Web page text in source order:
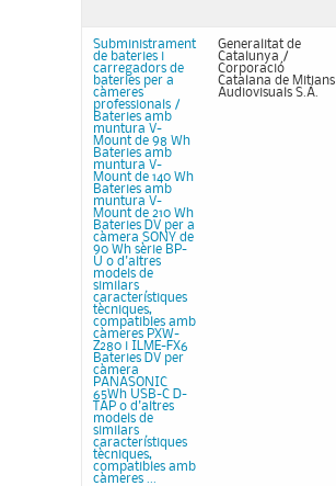
Subministrament
de bateries i
carregadors de
bateries per a
càmeres
professionals /
Bateries amb
muntura V-
Mount de 98 Wh
Bateries amb
muntura V-
Mount de 140 Wh
Bateries amb
muntura V-
Mount de 210 Wh
Bateries DV per a
càmera SONY de
90 Wh sèrie BP-
U o d'altres
models de
similars
característiques
tècniques,
compatibles amb
càmeres PXW-
Z280 i ILME-FX6
Bateries DV per
càmera
PANASONIC
65Wh USB-C D-
TAP o d'altres
models de
similars
característiques
tècniques,
compatibles amb
càmeres ...
Generalitat de
Catalunya /
Corporació
Catalana de Mitjans
Audiovisuals S.A.